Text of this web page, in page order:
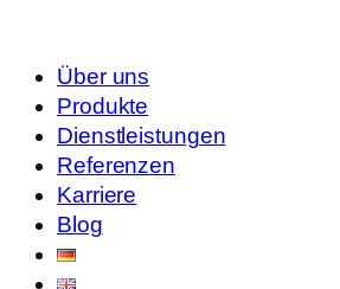
Über uns
Produkte
Dienstleistungen
Referenzen
Karriere
Blog